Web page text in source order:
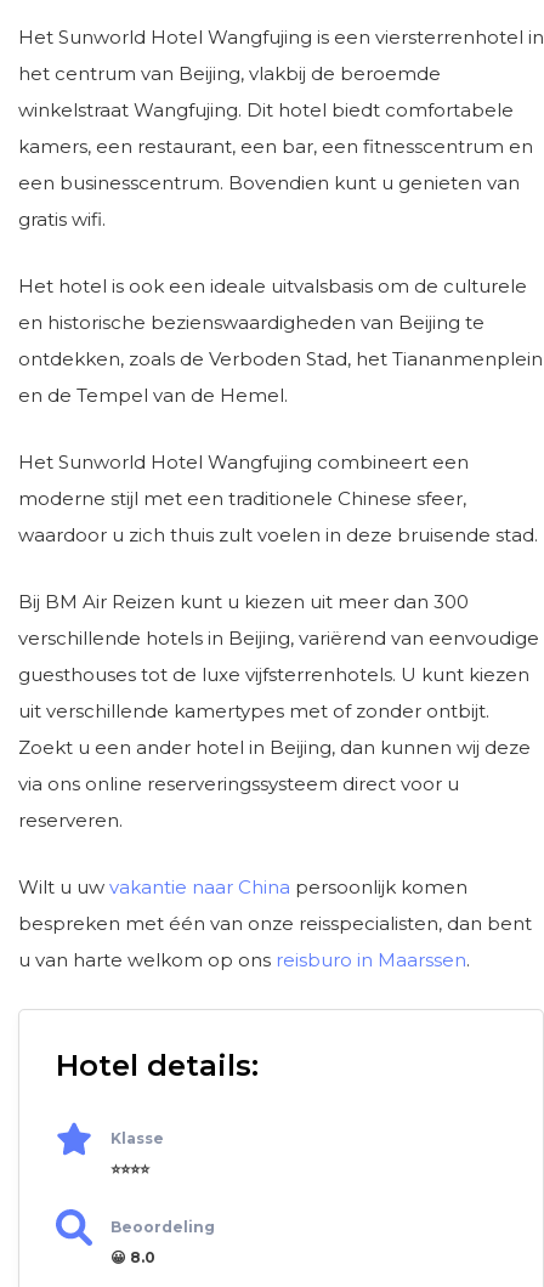
Het Sunworld Hotel Wangfujing is een viersterrenhotel in
het centrum van Beijing, vlakbij de beroemde
winkelstraat Wangfujing. Dit hotel biedt comfortabele
kamers, een restaurant, een bar, een fitnesscentrum en
een businesscentrum. Bovendien kunt u genieten van
gratis wifi.
Het hotel is ook een ideale uitvalsbasis om de culturele
en historische bezienswaardigheden van Beijing te
ontdekken, zoals de Verboden Stad, het Tiananmenplein
en de Tempel van de Hemel.
Het Sunworld Hotel Wangfujing combineert een
moderne stijl met een traditionele Chinese sfeer,
waardoor u zich thuis zult voelen in deze bruisende stad.
Bij BM Air Reizen kunt u kiezen uit meer dan 300
verschillende hotels in Beijing, variërend van eenvoudige
guesthouses tot de luxe vijfsterrenhotels. U kunt kiezen
uit verschillende kamertypes met of zonder ontbijt.
Zoekt u een ander hotel in Beijing, dan kunnen wij deze
via ons online reserveringssysteem direct voor u
reserveren.
Wilt u uw vakantie naar China persoonlijk komen
bespreken met één van onze reisspecialisten, dan bent
u van harte welkom op ons reisburo in Maarssen.
Hotel details:
Klasse
⭐⭐⭐⭐
Beoordeling
😀 8.0